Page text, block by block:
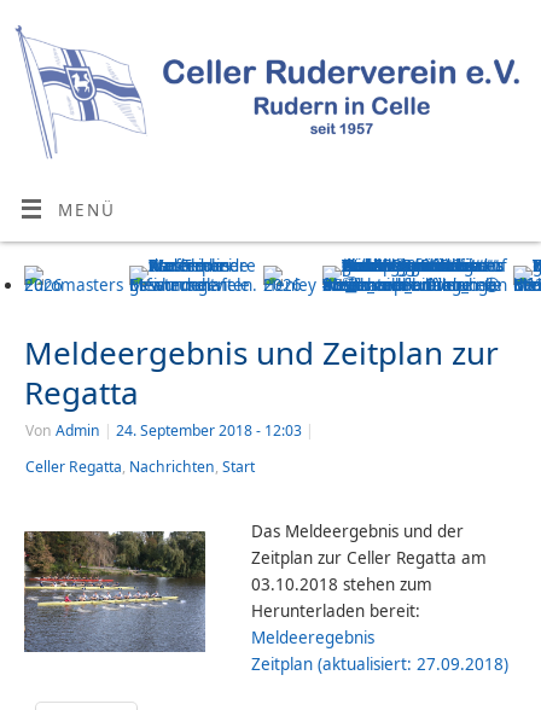
MENÜ
Meldeergebnis und Zeitplan zur
Regatta
VonAdmin | 24. September 2018- 12:03 |
Celler Regatta, Nachrichten,Start
Das Meldeergebnis und der
Zeitplan zur Celler Regatta am
03.10.2018 stehen zum
Herunterladen bereit:
Meldeeregebnis
Zeitplan (aktualisiert: 27.09.2018)